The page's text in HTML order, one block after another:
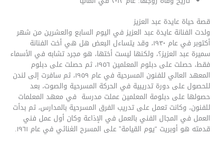
قصة حياة عايدة عبد العزيز
ولدت الفنانة عايدة عبد العزيز في اليوم السابع والعشرين من شهر
أكتوبر في عام ١٩٣٠، وقد يتساءل البعض هل هي أخت الفنانة
سميرة عبد العزيز؟، ولكنها ليست أختها، هو مجرد تشابه في الأسماء
فقط، حصلت على دبلوم المعلمين ١٩٥٦، ثم حصلت على دبلوم
المعهد العالي للفنون المسرحية في عام ١٩٥٩، ثم سافرت إلى لندن
للحصول على دورة تدريبية في الحركة المسرحية والصوت، بعد
حصولها على دبلومة المعلمين عملت مدرسة في معهد المعلمات
للفنون، وكانت تعمل على تدريب الفرق المسرحية بالمدارس، ثم بدأت
العمل في المجال الفني بالعمل في الإذاعة وكان أول عمل فني
قدمته هو أوبريت “يوم القيامة” على المسرح الغنائي في عام ١٩٦١.